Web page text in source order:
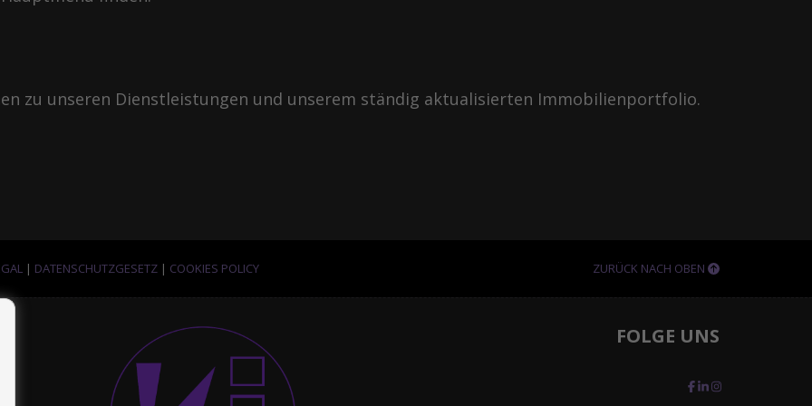
zu unseren Dienstleistungen und unserem ständig aktualisierten Immobilienportfolio.
| DATENSCHUTZGESETZ | COOKIES POLICY ZURÜCK NACH OBEN
FOLGE UNS